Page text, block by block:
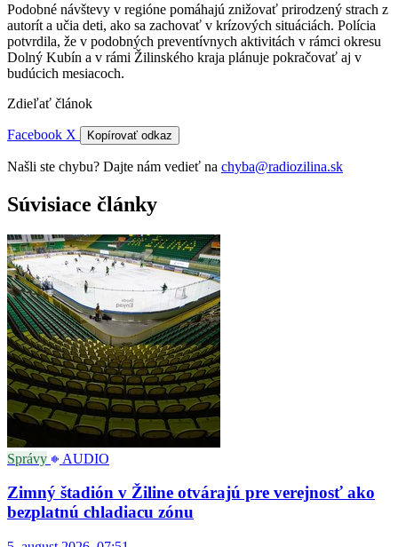
Podobné návštevy v regióne pomáhajú znižovať prirodzený strach z
autorít a učia deti, ako sa zachovať v krízových situáciách. Polícia
potvrdila, že v podobných preventívnych aktivitách v rámci okresu
Dolný Kubín a v rámi Žilinského kraja plánuje pokračovať aj v
budúcich mesiacoch.
Zdieľať článok
Facebook X Kopírovať odkaz
Našli ste chybu? Dajte nám vedieť na chyba@radiozilina.sk
Súvisiace články
Správy AUDIO
Zimný štadión v Žiline otvárajú pre verejnosť ako
bezplatnú chladiacu zónu